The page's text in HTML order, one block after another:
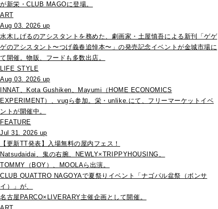
が新栄・CLUB MAGOに登場。
ART
Aug 03. 2026 up
水木しげるのアシスタントを務めた、劇画家・土屋慎吾による新刊「ゲゲ
ゲのアシスタント〜つげ義春追悼本〜」の発売記念イベントが金城市場に
て開催。物販、フードも多数出店。
LIFE STYLE
Aug 03. 2026 up
INNAT、Kota Gushiken、Mayumi（HOME ECONOMICS
EXPERIMENT）、vugら参加。栄・unlike.にて、フリーマーケットイベ
ントが開催中。
FEATURE
Jul 31. 2026 up
【更新TT発表】入場無料の屋内フェス！
Natsudaidai、鬼の右腕、NEWLY×TRIPPYHOUSING、
TOMMY（BOY）、MOOLAら出演。
CLUB QUATTRO NAGOYAで夏祭りイベント「ナゴパル盆祭（ボンサ
イ）」が、
名古屋PARCO×LIVERARY主催企画として開催。